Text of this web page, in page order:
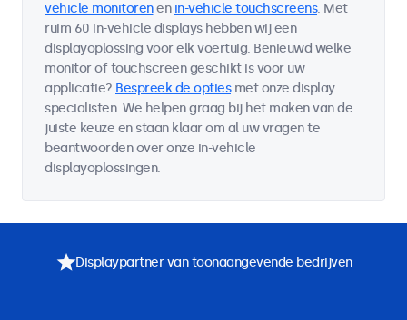
vehicle monitorenen in-vehicle touchscreens. Met
ruim 60 in-vehicle displays hebben wij een
displayoplossing voor elk voertuig. Benieuwd welke
monitor of touchscreen geschikt is voor uw
applicatie? Bespreek de optiesmet onze display
specialisten. We helpen graag bij het maken van de
juiste keuze en staan klaar om al uw vragen te
beantwoorden over onze in-vehicle
displayoplossingen.
Displaypartner van toonaangevende bedrijven